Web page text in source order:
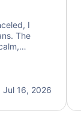
I
The
flight
and
Jul 16, 2026